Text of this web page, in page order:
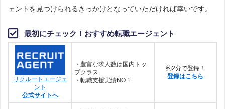
ェントを見つけられるきっかけとなっていただければ幸いです。
最初にチェック！おすすめ転職エージェント
リクルートエージェ
ント
公式サイトへ
・豊富な求人数は国内トッ
プクラス
・転職支援実績NO.1
約2分で登録！
登録はこちら